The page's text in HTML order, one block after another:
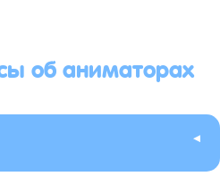
об аниматорах
▸